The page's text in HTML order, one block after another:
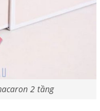
2 tầng